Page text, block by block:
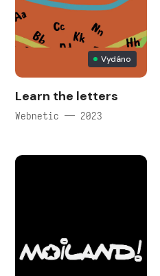
Vydáno
Learn the letters
Webnetic — 2023